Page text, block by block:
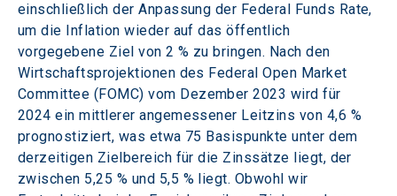
einschließlich der Anpassung der Federal Funds Rate,
um die Inflation wieder auf das öffentlich
vorgegebene Ziel von 2 % zu bringen. Nach den
Wirtschaftsprojektionen des Federal Open Market
Committee (FOMC) vom Dezember 2023 wird für
2024 ein mittlerer angemessener Leitzins von 4,6 %
prognostiziert, was etwa 75 Basispunkte unter dem
derzeitigen Zielbereich für die Zinssätze liegt, der
zwischen 5,25 % und 5,5 % liegt. Obwohl wir